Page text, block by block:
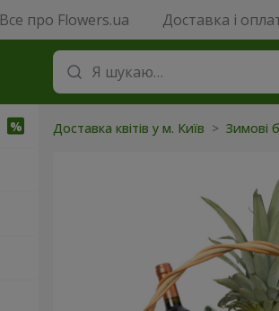
Все про Flowers.ua Доставка і
Доставка квітів у м. Київ > Зимові